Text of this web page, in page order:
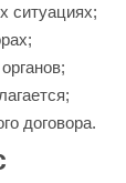
ситуациях;
договора.